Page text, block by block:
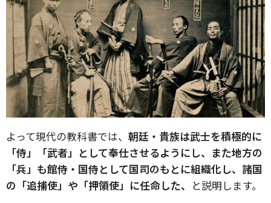
よって現代の教科書では、 朝廷・貴族は武士を積極的に
「侍」「武者」として奉仕させるようにし、また地方の
「兵」も館侍・国侍として国司のもとに組織化し、諸国
の「追捕使」や「押領使」に任命した、 と説明します。